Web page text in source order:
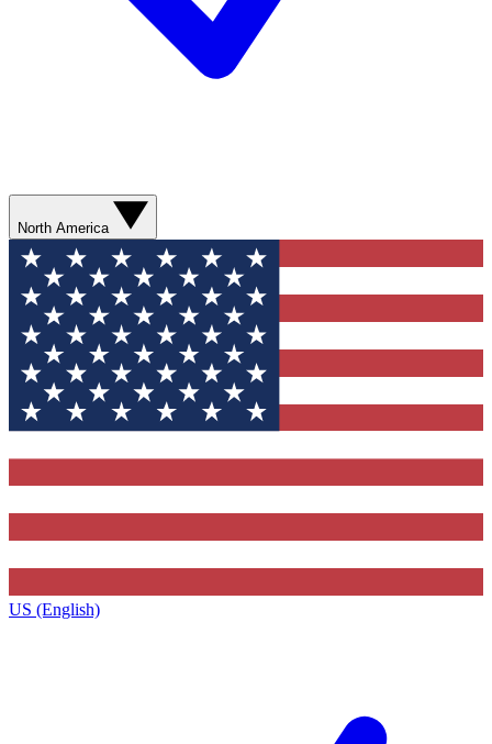
North America
US (English)